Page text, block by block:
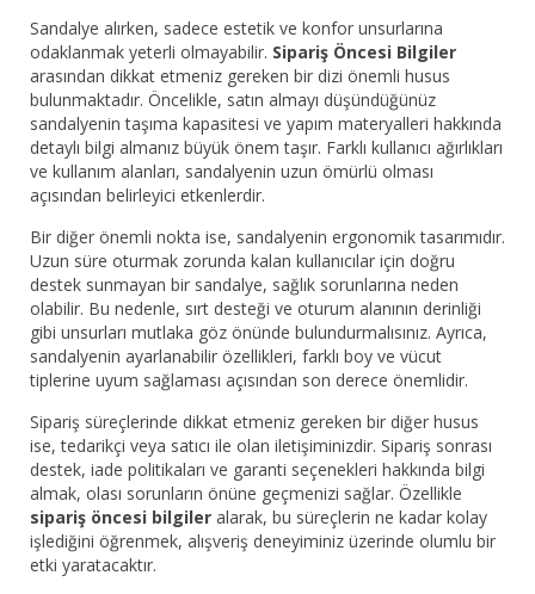
Sandalye alırken, sadece estetik ve konfor unsurlarına
odaklanmak yeterli olmayabilir. Sipariş Öncesi Bilgiler
arasından dikkat etmeniz gereken bir dizi önemli husus
bulunmaktadır. Öncelikle, satın almayı düşündüğünüz
sandalyenin taşıma kapasitesi ve yapım materyalleri hakkında
detaylı bilgi almanız büyük önem taşır. Farklı kullanıcı ağırlıkları
ve kullanım alanları, sandalyenin uzun ömürlü olması
açısından belirleyici etkenlerdir.
Bir diğer önemli nokta ise, sandalyenin ergonomik tasarımıdır.
Uzun süre oturmak zorunda kalan kullanıcılar için doğru
destek sunmayan bir sandalye, sağlık sorunlarına neden
olabilir. Bu nedenle, sırt desteği ve oturum alanının derinliği
gibi unsurları mutlaka göz önünde bulundurmalısınız. Ayrıca,
sandalyenin ayarlanabilir özellikleri, farklı boy ve vücut
tiplerine uyum sağlaması açısından son derece önemlidir.
Sipariş süreçlerinde dikkat etmeniz gereken bir diğer husus
ise, tedarikçi veya satıcı ile olan iletişiminizdir. Sipariş sonrası
destek, iade politikaları ve garanti seçenekleri hakkında bilgi
almak, olası sorunların önüne geçmenizi sağlar. Özellikle
sipariş öncesi bilgiler alarak, bu süreçlerin ne kadar kolay
işlediğini öğrenmek, alışveriş deneyiminiz üzerinde olumlu bir
etki yaratacaktır.